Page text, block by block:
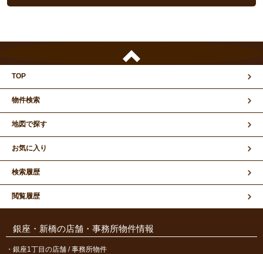
TOP
物件検索
地図で探す
お気に入り
検索履歴
閲覧履歴
銀座・新橋の店舗・事務所物件情報
銀座1丁目の店舗 / 事務所物件